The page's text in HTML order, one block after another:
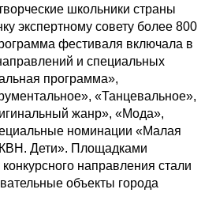
школьники страны
экспертному совету более 800
фестиваля включала в
и специальных
программа»,
«Танцевальное»,
жанр», «Мода»,
номинации «Малая
Дети». Площадками
направления стали
объекты города